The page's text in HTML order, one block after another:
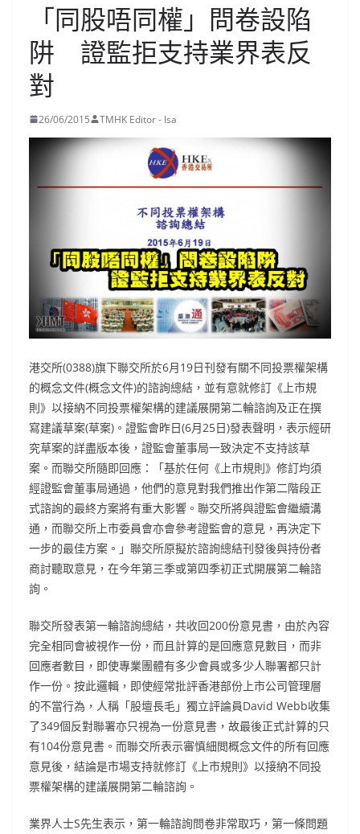
「同股唔同權」問卷設陷
阱 證監拒支持業界表反
對
26/06/2015 TMHK Editor - Isa
港交所(0388)旗下聯交所於6月19日刊發有關不同投票權架構
的概念文件(概念文件)的諮詢總結，並有意就修訂《上市規
則》以接納不同投票權架構的建議展開第二輪諮詢及正在撰
寫建議草案(草案)。證監會昨日(6月25日)發表聲明，表示經研
究草案的詳盡版本後，證監會董事局一致決定不支持該草
案。而聯交所隨即回應：「基於任何《上市規則》修訂均須
經證監會董事局通過，他們的意見對我們推出作第二階段正
式諮詢的最終方案將有重大影響。聯交所將與證監會繼續溝
通，而聯交所上市委員會亦會參考證監會的意見，再決定下
一步的最佳方案。」聯交所原擬於諮詢總結刊發後與持份者
商討聽取意見，在今年第三季或第四季初正式開展第二輪諮
詢。
聯交所發表第一輪諮詢總結，共收回200份意見書，由於內容
完全相同會被視作一份，而且計算的是回應意見數目，而非
回應者數目，即使專業團體有多少會員或多少人聯署都只計
作一份。按此邏輯，即使經常批評香港部份上市公司管理層
的不當行為，人稱「股壇長毛」獨立評論員David Webb收集
了349個反對聯署亦只視為一份意見書，故最後正式計算的只
有104份意見書。而聯交所表示審慎細閲概念文件的所有回應
意見後，結論是市場支持就修訂《上市規則》以接納不同投
票權架構的建議展開第二輪諮詢。
業界人士S先生表示，第一輪諮詢問卷非常取巧，第一條問題